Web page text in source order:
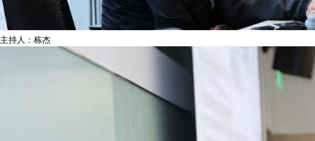
主持人：栋杰